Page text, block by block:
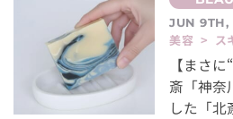
JUN 9TH,
美容 > ス
【まさ
斎「神奈
した「北